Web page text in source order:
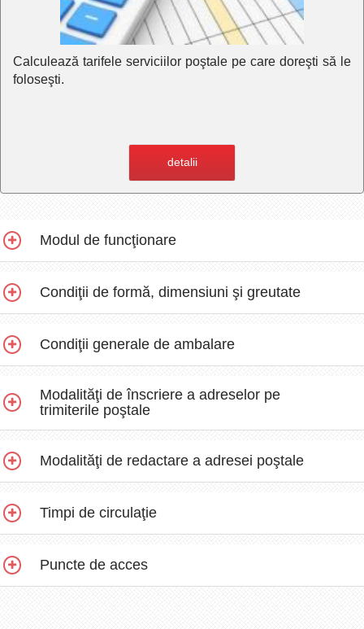
Calculează tarifele serviciilor poştale pe care doreşti să le
foloseşti.
detalii
Modul de funcţionare
Condiţii de formă, dimensiuni şi greutate
Condiţii generale de ambalare
Modalităţi de înscriere a adreselor pe
trimiterile poştale
Modalităţi de redactare a adresei poştale
Timpi de circulaţie
Puncte de acces